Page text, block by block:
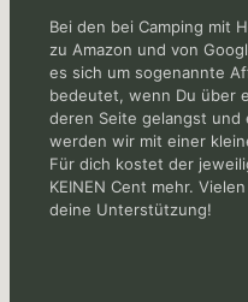
Bei den bei Camping mit
zu Amazon und von
es sich um sogenannte
bedeutet, wenn Du über
deren Seite gelangst und
werden wir mit einer
Für dich kostet der
KEINEN Cent mehr.
deine Unterstützung!